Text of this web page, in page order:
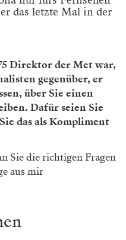
das letzte Mal in der
­Direktor der Met war,
gegenüber, er
über Sie einen
Dafür seien Sie
das als Kompliment
Sie die richtigen Fragen
aus mir